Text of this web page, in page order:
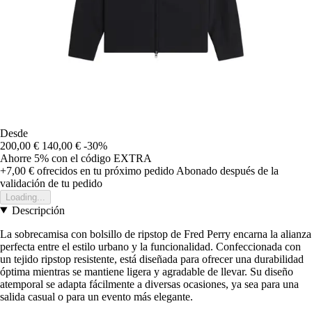
Desde
200,00 € 140,00 € -30%
Ahorre 5% con el código EXTRA
+7,00 € ofrecidos en tu próximo pedido Abonado después de la
validación de tu pedido
Loading...
Descripción
La sobrecamisa con bolsillo de ripstop de Fred Perry encarna la alianza
perfecta entre el estilo urbano y la funcionalidad. Confeccionada con
un tejido ripstop resistente, está diseñada para ofrecer una durabilidad
óptima mientras se mantiene ligera y agradable de llevar. Su diseño
atemporal se adapta fácilmente a diversas ocasiones, ya sea para una
salida casual o para un evento más elegante.